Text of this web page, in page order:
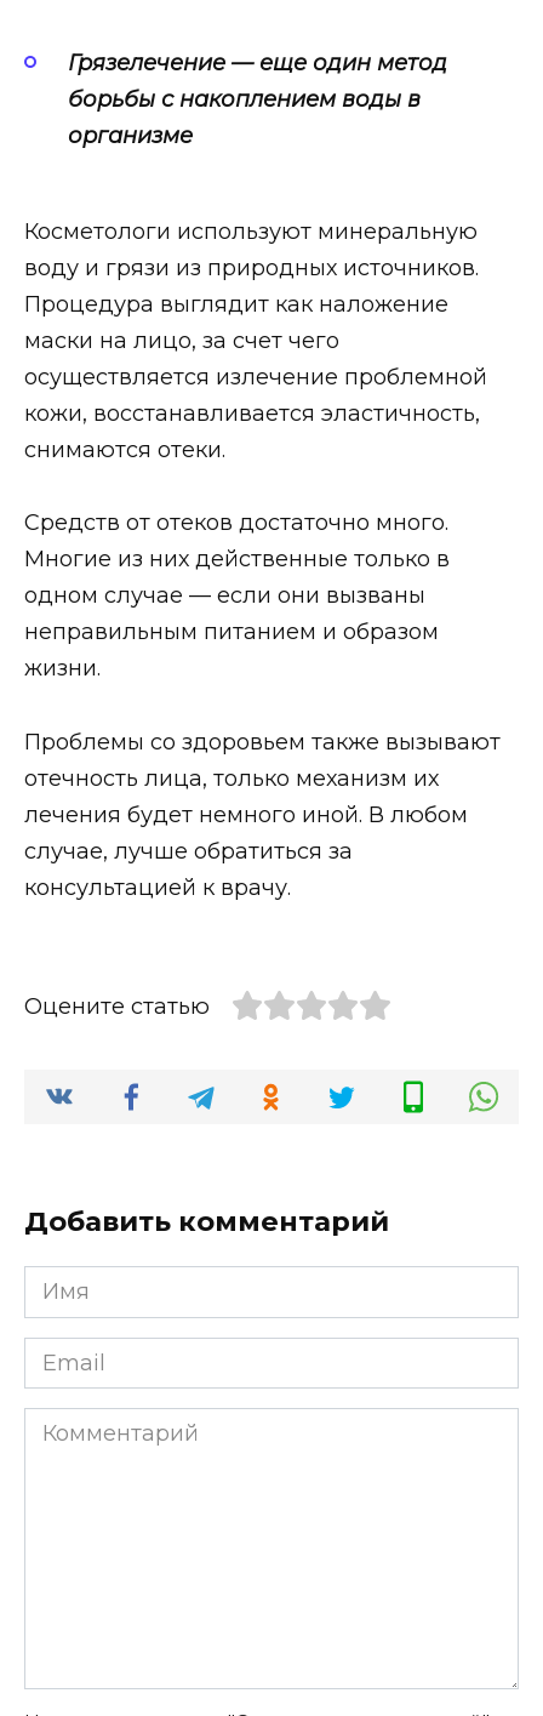
Грязелечение — еще один метод
борьбы с накоплением воды в
организме
Косметологи используют минеральную
воду и грязи из природных источников.
Процедура выглядит как наложение
маски на лицо, за счет чего
осуществляется излечение проблемной
кожи, восстанавливается эластичность,
снимаются отеки.
Средств от отеков достаточно много.
Многие из них действенные только в
одном случае — если они вызваны
неправильным питанием и образом
жизни.
Проблемы со здоровьем также вызывают
отечность лица, только механизм их
лечения будет немного иной. В любом
случае, лучше обратиться за
консультацией к врачу.
Оцените статью
Добавить комментарий
Имя
*
Email
*
Комментарий